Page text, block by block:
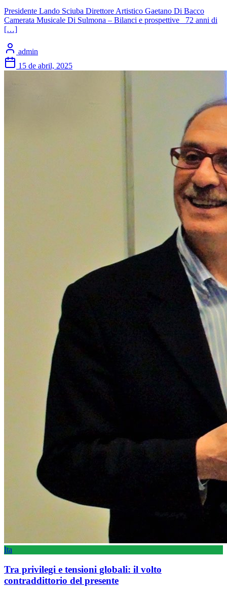
Presidente Lando Sciuba Direttore Artistico Gaetano Di Bacco
Camerata Musicale Di Sulmona – Bilanci e prospettive 72 anni di
[…]
admin
15 de abril, 2025
Ita
Tra privilegi e tensioni globali: il volto
contraddittorio del presente